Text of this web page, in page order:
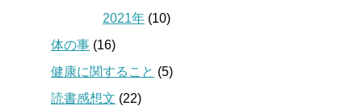
2021年 (10)
体の事 (16)
健康に関すること (5)
読書感想文 (22)